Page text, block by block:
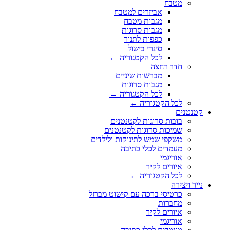
מטבח
אביזרים למטבח
מגבות מטבח
מגבות סרוגות
כפפות לתנור
סינרי בישול
לכל הקטגוריה ←
חדר רחצה
מברשות שיניים
מגבות סרוגות
לכל הקטגוריה ←
לכל הקטגוריה ←
קטנטנים
בובות סרוגות לקטנטנים
שמיכות סרוגות לקטנטנים
משקפי שמש לתינוקות ולילדים
מעמדים לכלי כתיבה
אוריגמי
איורים לקיר
לכל הקטגוריה ←
נייר ויצירה
כרטיסי ברכה עם קישוט מברזל
מחברות
איורים לקיר
אוריגמי